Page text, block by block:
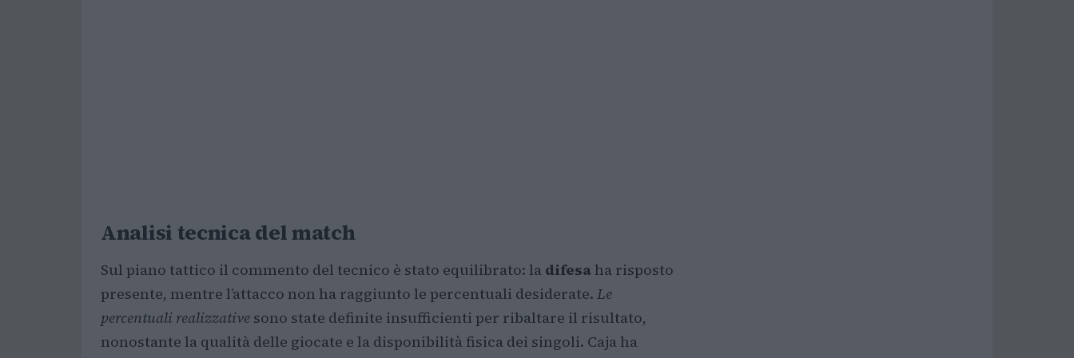
Analisi tecnica del match
Sul piano tattico il commento del tecnico è stato equilibrato: la difesa ha risposto
presente, mentre l’attacco non ha raggiunto le percentuali desiderate. Le
percentuali realizzative sono state definite insufficienti per ribaltare il risultato,
nonostante la qualità delle giocate e la disponibilità fisica dei singoli. Caja ha